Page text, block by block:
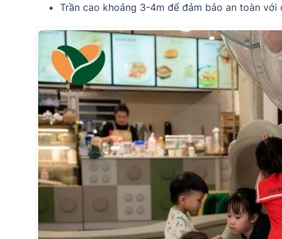
Trần cao khoảng 3-4m để đảm bảo an toàn